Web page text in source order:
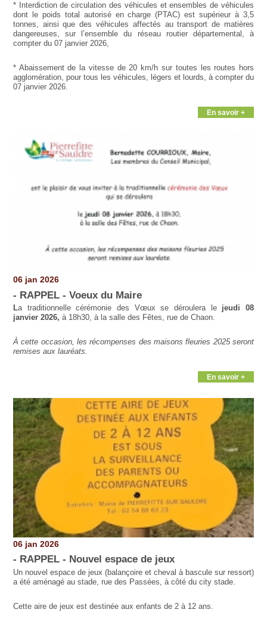
* Interdiction de circulation des véhicules et ensembles de véhicules
dont le poids total autorisé en charge (PTAC) est supérieur à 3,5
tonnes, ainsi que des véhicules affectés au transport de matières
dangereuses, sur l’ensemble du réseau routier départemental, à
compter du 07 janvier 2026,
* Abaissement de la vitesse de 20 km/h sur toutes les routes hors
agglomération, pour tous les véhicules, légers et lourds, à compter du
07 janvier 2026.
En savoir +
06 jan 2026
- RAPPEL - Voeux du Maire
La traditionnelle cérémonie des Vœux se déroulera le jeudi 08
janvier 2026, à 18h30, à la salle des Fêtes, rue de Chaon.
À cette occasion, les récompenses des maisons fleuries 2025 seront
remises aux lauréats.
En savoir +
06 jan 2026
- RAPPEL - Nouvel espace de jeux
Un nouvel espace de jeux (balançoire et cheval à bascule sur ressort)
a été aménagé au stade, rue des Passées, à côté du city stade.
Cette aire de jeux est destinée aux enfants de 2 à 12 ans.